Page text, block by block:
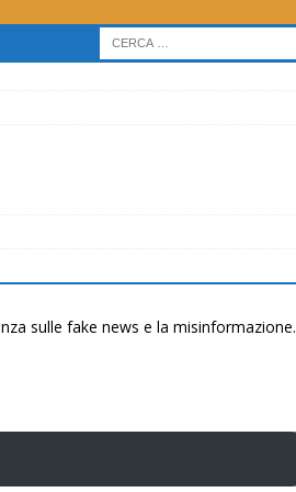
sulle fake news e la misinformazione.